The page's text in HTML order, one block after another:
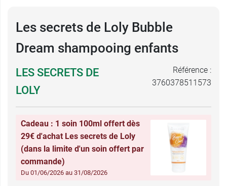
Les secrets de Loly Bubble
Dream shampooing enfants
LES SECRETS DE
LOLY
Référence :
3760378511573
Cadeau : 1 soin 100ml offert dès
29€ d'achat Les secrets de Loly
(dans la limite d'un soin offert par
commande)
Du 01/06/2026 au 31/08/2026